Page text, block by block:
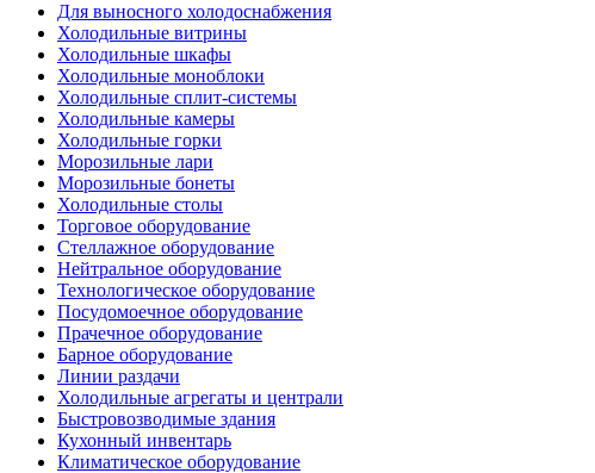
Для выносного холодоснабжения
Холодильные витрины
Холодильные шкафы
Холодильные моноблоки
Холодильные сплит-системы
Холодильные камеры
Холодильные горки
Морозильные лари
Морозильные бонеты
Холодильные столы
Торговое оборудование
Стеллажное оборудование
Нейтральное оборудование
Технологическое оборудование
Посудомоечное оборудование
Прачечное оборудование
Барное оборудование
Линии раздачи
Холодильные агрегаты и централи
Быстровозводимые здания
Кухонный инвентарь
Климатическое оборудование